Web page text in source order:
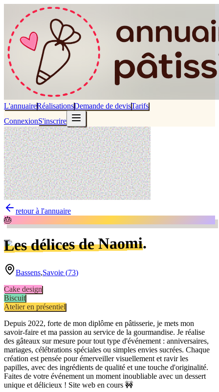
L'annuaireRéalisationsDemande de devisTarifs
ConnexionS'inscrire
retour à l'annuaire
🎂
Les délices de Naomi.
Bassens,Savoie (73)
Cake design
Biscuit
Atelier en présentiel
Depuis 2022, forte de mon diplôme en pâtisserie, je mets mon
savoir-faire et ma passion au service de la gourmandise. Je réalise
des gâteaux sur mesure pour tout type d'événement : anniversaires,
mariages, célébrations spéciales ou simples envies sucrées. Chaque
création est pensée pour émerveiller visuellement et ravir les
papilles, avec des ingrédients de qualité et une touche d'originalité.
Faites de votre événement un moment inoubliable avec un dessert
unique et délicieux ! Site web en cours 🚧